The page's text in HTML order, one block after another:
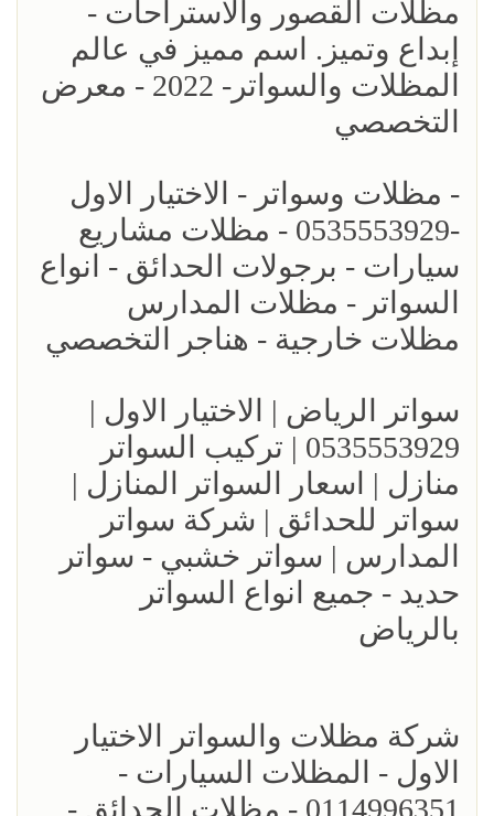
مظلات القصور والاستراحات -
إبداع وتميز. اسم مميز في عالم
المظلات والسواتر- 2022 - معرض
التخصصي
- مظلات وسواتر - الاختيار الاول
-0535553929 - مظلات مشاريع
سيارات - برجولات الحدائق - انواع
السواتر - مظلات المدارس
مظلات خارجية - هناجر التخصصي
سواتر الرياض | الاختيار الاول |
0535553929 | تركيب السواتر
منازل | اسعار السواتر المنازل |
سواتر للحدائق | شركة سواتر
المدارس | سواتر خشبي - سواتر
حديد - جميع انواع السواتر
بالرياض
شركة مظلات والسواتر الاختيار
الاول - المظلات السيارات -
0114996351 - مظلات الحدائق -